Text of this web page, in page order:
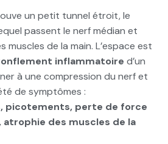
un petit tunnel étroit, le
passent le nerf médian et
muscles de la main. L’espace est
inflammatoire d’un
à une compression du nerf et
de symptômes :
picotements, perte de force
atrophie des muscles de la